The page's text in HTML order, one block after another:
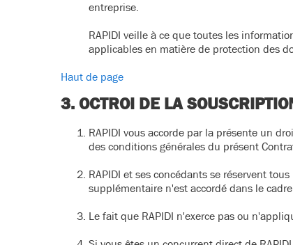
entreprise.
RAPIDI veille à ce que toutes les
applicables en matière de protection des
Haut de page
3. OCTROI DE LA
RAPIDI vous accorde par la présente un
des conditions générales du présent
RAPIDI et ses concédants se réservent
supplémentaire n'est accordé dans le
Le fait que RAPIDI n'exerce pas ou